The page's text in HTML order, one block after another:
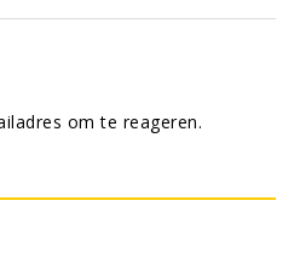
om te reageren.